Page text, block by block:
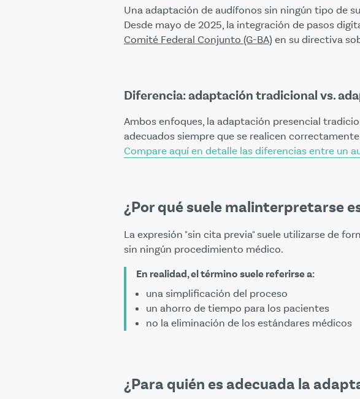
Una adaptación de audífonos sin ningún tipo de
Desde mayo de 2025, la integración de pasos
Comité Federal Conjunto (G-BA) en su directiva
Diferencia: adaptación tradicional vs.
Ambos enfoques, la adaptación presencial
adecuados siempre que se realicen
Compare aquí en detalle las diferencias entre un
¿Por qué suele malinterpretarse
La expresión "sin cita previa" suele utilizarse de
sin ningún procedimiento médico.
En realidad, el término suele referirse a:
una simplificación del proceso
un ahorro de tiempo para los pacientes
no la eliminación de los estándares médicos
¿Para quién es adecuada la